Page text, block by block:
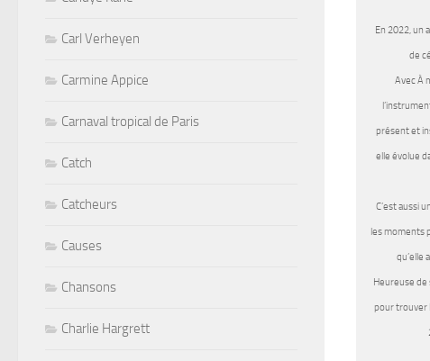
En 2022, un
de
Avec À
présent et
elle évolue
C’est aussi
les moments
qu’elle
Heureuse de
pour trouver
Carl Verheyen
Carmine Appice
Carnaval tropical de Paris
Catch
Catcheurs
Causes
Chansons
Charlie Hargrett